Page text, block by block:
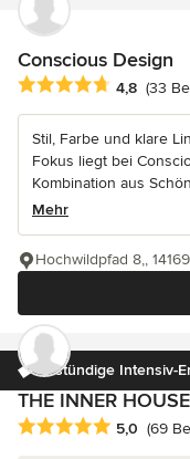
Conscious Design
Durchschnittliche
4,8 (33
Stil, Farbe und klare
Fokus liegt bei
Kombination aus
Mehr
Hochwildpfad 8,,
3-stündige Intensiv-
THE INNER HOUSE
Durchschnittliche
5,0 (69